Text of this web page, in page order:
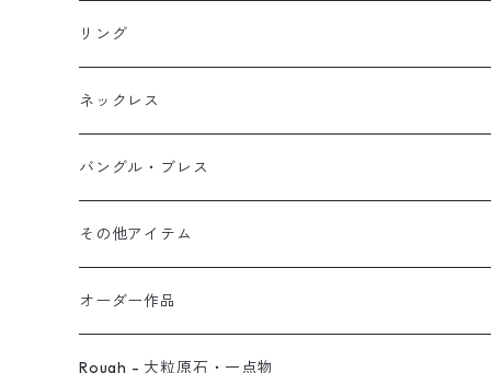
イヤリング
リング
ブレス
オブジェ
イヤーカフ
フック・ぶら下がり
フープ
原石イヤーカフ
植物イヤーカフ
ぶら下がりイヤーカフ
2連イヤーカフ
イヤリング対応
ノンホールピアス
リング
ネックレス
バングル・ブレス
ブレスレット
バングル
その他アイテム
ブローチ
ヘアアクセサリー
オーダー作品
リング
Rough - 大粒原石・一点物